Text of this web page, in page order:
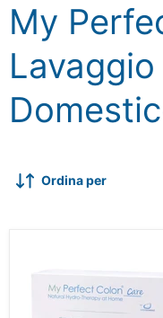
My
Ordina per